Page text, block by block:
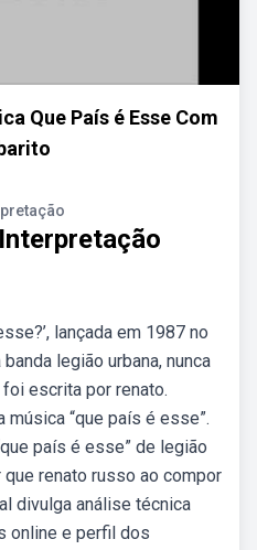
Que País é Esse Com
lançada em 1987 no
legião urbana, nunca
escrita por renato.
“que país é esse”.
país é esse” de legião
renato russo ao compor
divulga análise técnica
online e perfil dos